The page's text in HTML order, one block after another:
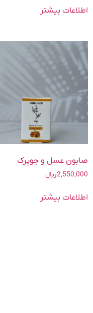
اطلاعات بیشتر
صابون عسل و جوپرک
2,550,000ریال
اطلاعات بیشتر